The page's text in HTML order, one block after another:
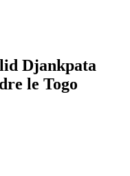
Djankpata
le Togo